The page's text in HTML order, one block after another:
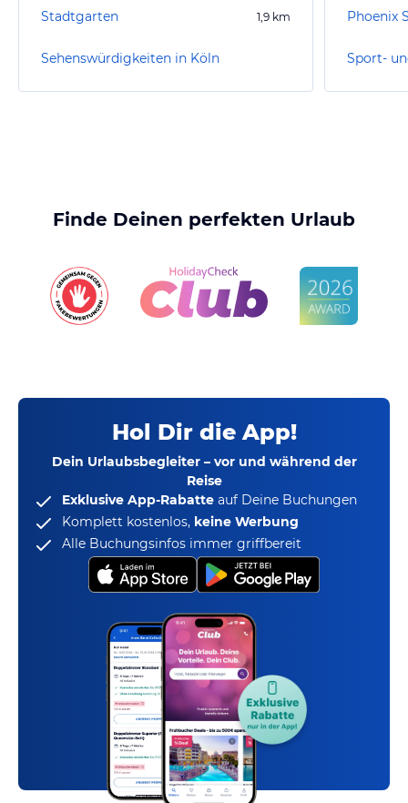
Stadtgarten 1,9 km
Sehenswürdigkeiten in Köln
Phoenix
Sport-
Finde Deinen perfekten Urlaub
Hol Dir die App!
Dein Urlaubsbegleiter – vor und während der
Reise
Exklusive App-Rabatte auf Deine Buchungen
Komplett kostenlos, keine Werbung
Alle Buchungsinfos immer griffbereit